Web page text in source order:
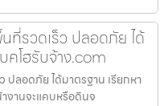
ที่รวดเร็ว ปลอดภัย ได้
คโฮรับจ้าง.com
ปลอดภัย ได้มาตรฐาน เรียกหา
งานจะแคบหรือดินจ